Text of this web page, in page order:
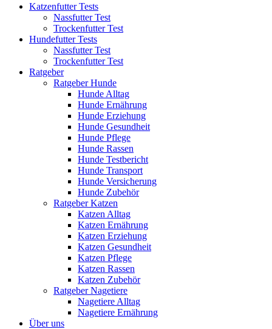
Katzenfutter Tests
Nassfutter Test
Trockenfutter Test
Hundefutter Tests
Nassfutter Test
Trockenfutter Test
Ratgeber
Ratgeber Hunde
Hunde Alltag
Hunde Ernährung
Hunde Erziehung
Hunde Gesundheit
Hunde Pflege
Hunde Rassen
Hunde Testbericht
Hunde Transport
Hunde Versicherung
Hunde Zubehör
Ratgeber Katzen
Katzen Alltag
Katzen Ernährung
Katzen Erziehung
Katzen Gesundheit
Katzen Pflege
Katzen Rassen
Katzen Zubehör
Ratgeber Nagetiere
Nagetiere Alltag
Nagetiere Ernährung
Über uns